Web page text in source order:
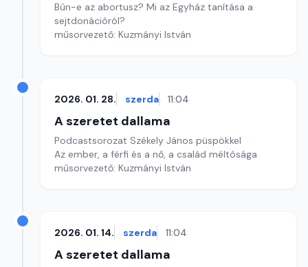
Bűn-e az abortusz? Mi az Egyház tanítása a
sejtdonációról?
műsorvezető: Kuzmányi István
2026. 01. 28. szerda 11:04
A szeretet dallama
Podcastsorozat Székely János püspökkel
Az ember, a férfi és a nő, a család méltósága
műsorvezető: Kuzmányi István
2026. 01. 14. szerda 11:04
A szeretet dallama